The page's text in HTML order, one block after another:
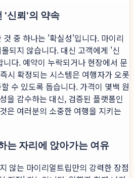
'신뢰'의 약속
중 하나는 '확실성'입니다. 마이리
되지 않습니다. 대신 고객에게 '신
다. 예약이 누락되거나 현장에서 문
시 확정되는 시스템은 여행자가 오롯
수 있도록 돕습니다. 가격이 몇백 원
을 감수하는 대신, 검증된 플랫폼인
은 여러분의 소중한 여행을 지키는
는 자리에 앉아가는 여유
않는 마이리얼트립만의 강력한 장점